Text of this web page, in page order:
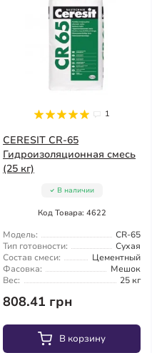
1
CERESIT CR-65
Гидроизоляционная смесь
(25 кг)
В наличии
Код Товара: 4622
Модель:
CR-65
Тип готовности:
Сухая
Состав смеси:
Цементный
Фасовка:
Мешок
Вес:
25 кг
808.41 грн
В корзину